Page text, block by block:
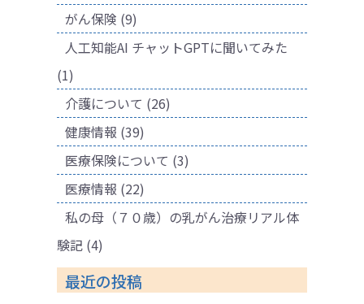
がん保険 (9)
人工知能AI チャットGPTに聞いてみた
(1)
介護について (26)
健康情報 (39)
医療保険について (3)
医療情報 (22)
私の母（７０歳）の乳がん治療リアル体
験記 (4)
最近の投稿